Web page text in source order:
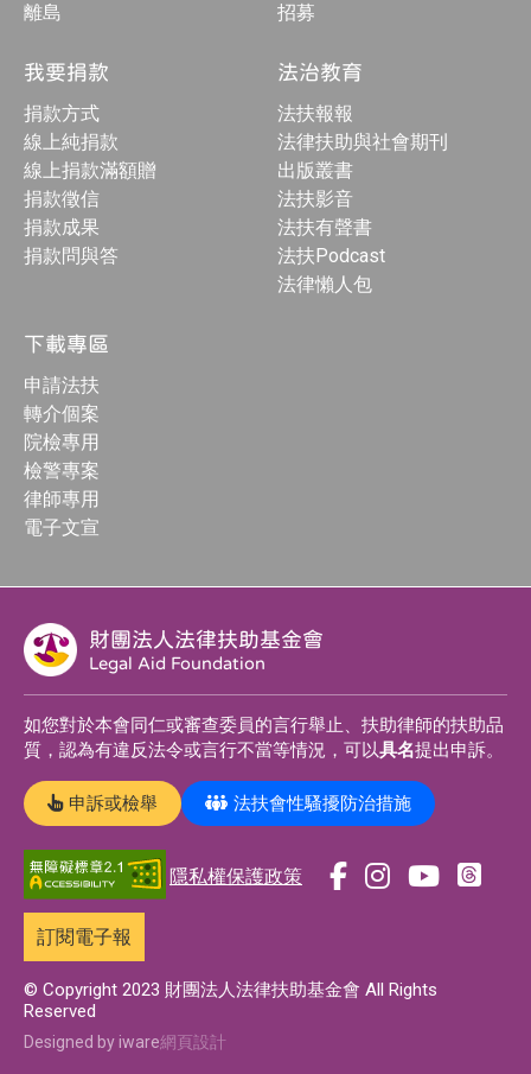
離島
招募
我要捐款
捐款方式
線上純捐款
線上捐款滿額贈
捐款徵信
捐款成果
捐款問與答
法治教育
法扶報報
法律扶助與社會期刊
出版叢書
法扶影音
法扶有聲書
法扶Podcast
法律懶人包
下載專區
申請法扶
轉介個案
院檢專用
檢警專案
律師專用
電子文宣
財團法人法律扶助基金會
Legal Aid Foundation
如您對於本會同仁或審查委員的言行舉止、扶助律師的扶助品
質，認為有違反法令或言行不當等情況，可以具名提出申訴。
申訴或檢舉 法扶會性騷擾防治措施
隱私權保護政策
a
n
o
訂閱電子報
© Copyright 2023 財團法人法律扶助基金會 All Rights
Reserved
Designed by iware網頁設計